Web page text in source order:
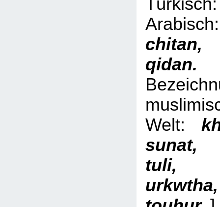
Welt:
sunat,
tuli,